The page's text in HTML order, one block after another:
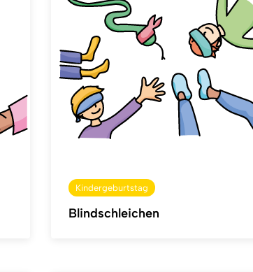
Kindergeburtstag
Blindschleichen